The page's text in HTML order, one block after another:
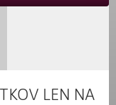
LEN NA